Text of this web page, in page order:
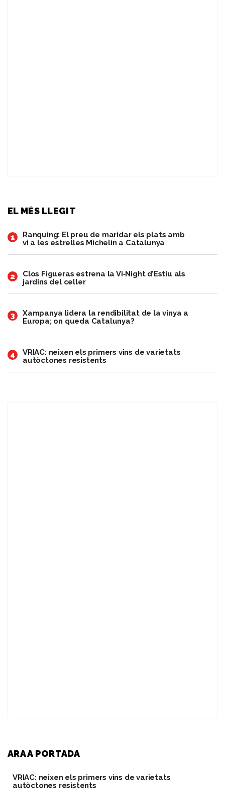
EL MÉS LLEGIT
1
Ranquing: El preu de maridar els plats amb
vi a les estrelles Michelin a Catalunya
2
Clos Figueras estrena la Vi‑Night d’Estiu als
jardins del celler
3
Xampanya lidera la rendibilitat de la vinya a
Europa; on queda Catalunya?
4
VRIAC: neixen els primers vins de varietats
autòctones resistents
ARA A PORTADA
VRIAC: neixen els primers vins de varietats
autòctones resistents